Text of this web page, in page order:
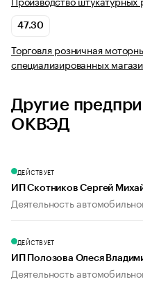
47.30
Торговля розничная
специализированных
Другие
ОКВЭД
ДЕЙСТВУЕТ
ИП Скотников Сергей
Деятельность
ДЕЙСТВУЕТ
ИП Полозова Олеся
Деятельность